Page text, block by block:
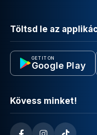
Töltsd le az
GET IT ON
Google Play
Kövess minket!